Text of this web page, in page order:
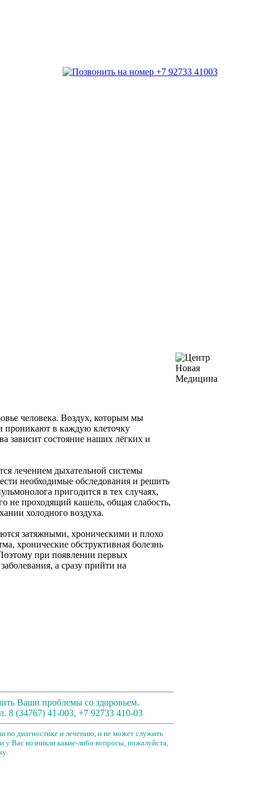
человека. Воздух, которым мы
в каждую клеточку
зависит состояние наших лёгких и
лечением дыхательной системы
необходимые обследования и решить
пригодится в тех случаях,
не проходящий кашель, общая слабость,
холодного воздуха.
затяжными, хроническими и плохо
хронические обструктивная болезнь
при появлении первых
а сразу прийти на
Ваши проблемы со здоровьем.
8 (34767) 41-003, +7 92733 410-03
по диагностике и лечению, и не может служить
у Вас возникли какие-либо вопросы, пожалуйста,